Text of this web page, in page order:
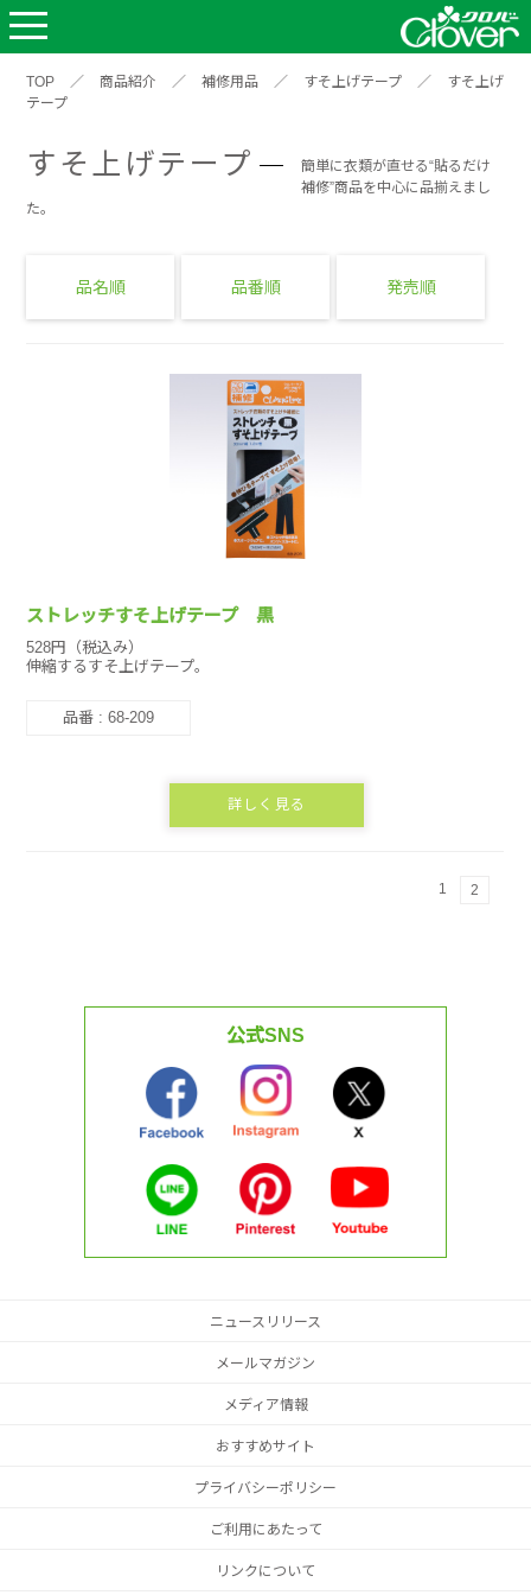
TOP ／ 商品紹介 ／ 補修用品 ／ すそ上げテープ ／
すそ上げ
テープ
すそ上げテープ
簡単に衣類が直せる“貼るだけ
補修”商品を中心に品揃えまし
た。
品名順 品番順 発売順
ストレッチすそ上げテープ 黒
528円（税込み）
伸縮するすそ上げテープ。
品番 : 68-209
詳しく見る
1 2
公式SNS
ニュースリリース
メールマガジン
メディア情報
おすすめサイト
プライバシーポリシー
ご利用にあたって
リンクについて